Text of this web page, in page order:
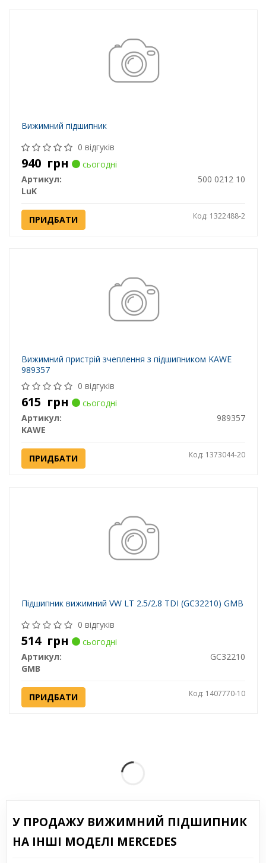
Вижимний підшипник
0 відгуків
940 грн
сьогодні
Артикул:
500 0212 10
LuK
ПРИДБАТИ Код: 1322488-2
Вижимний пристрій зчеплення з підшипником KAWE
989357
0 відгуків
615 грн
сьогодні
Артикул:
989357
KAWE
ПРИДБАТИ Код: 1373044-20
Підшипник вижимний VW LT 2.5/2.8 TDI (GC32210) GMB
0 відгуків
514 грн
сьогодні
Артикул:
GC32210
GMB
ПРИДБАТИ Код: 1407770-10
У ПРОДАЖУ ВИЖИМНИЙ ПІДШИПНИК
НА ІНШІ МОДЕЛІ MERCEDES